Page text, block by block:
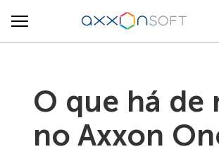
O que há de
no Axxon